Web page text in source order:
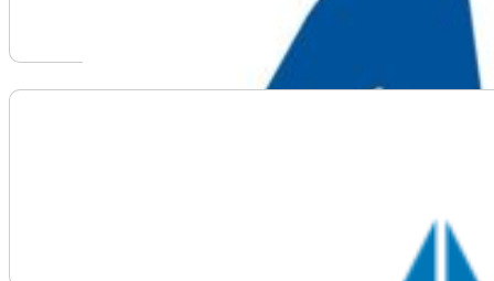
Voir plus d'informations sur The Association of
Voir plus d'informations sur The King’s University